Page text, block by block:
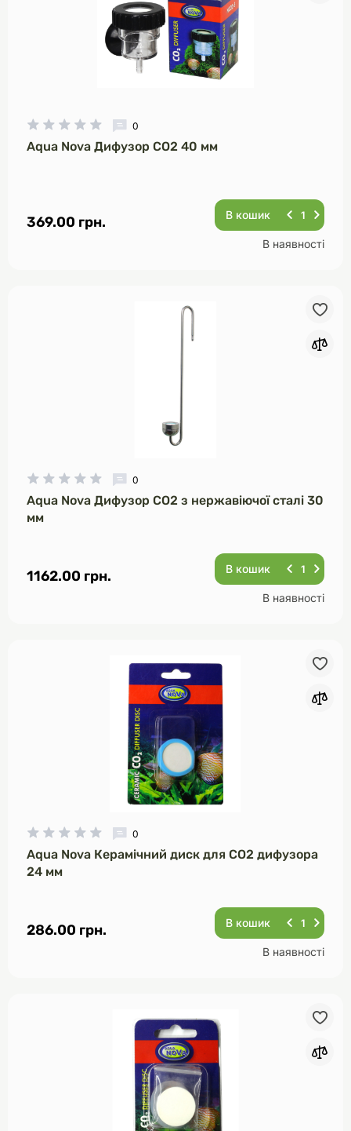
0
Aqua Nova Дифузор CO2 40 мм
369.00 грн. В кошик
В наявності
0
Aqua Nova Дифузор CO2 з нержавіючої сталі 30
мм
1162.00 грн. В кошик
В наявності
0
Aqua Nova Керамічний диск для CO2 дифузора
24 мм
286.00 грн. В кошик
В наявності